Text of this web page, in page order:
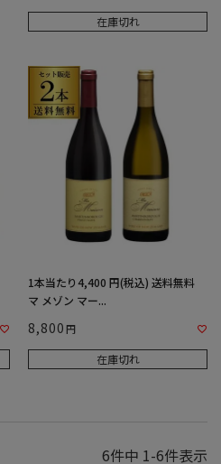
在庫切れ
1本当たり4,400 円(税込) 送料無料
マ メゾン マー...
8,800
在庫切れ
6件中 1-6件表示